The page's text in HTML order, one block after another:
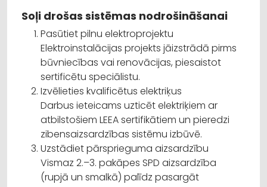
Soļi drošas sistēmas nodrošināšanai
Pasūtiet pilnu elektroprojektu
Elektroinstalācijas projekts jāizstrādā pirms
būvniecības vai renovācijas, piesaistot
sertificētu speciālistu.
Izvēlieties kvalificētus elektriķus
Darbus ieteicams uzticēt elektriķiem ar
atbilstošiem LEEA sertifikātiem un pieredzi
zibensaizsardzības sistēmu izbūvē.
Uzstādiet pārsprieguma aizsardzību
Vismaz 2.–3. pakāpes SPD aizsardzība
(rupjā un smalkā) palīdz pasargāt